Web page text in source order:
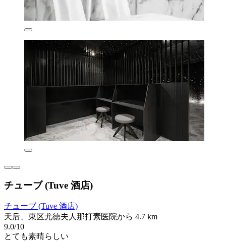
チューブ (Tuve 酒店)
チューブ (Tuve 酒店)
天后、東区尤徳夫人那打素医院から 4.7 km
9.0/10
とても素晴らしい